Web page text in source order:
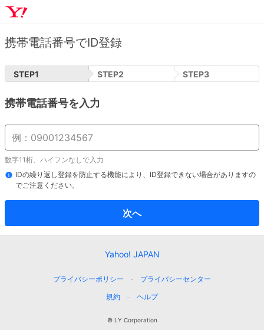
携帯電話番号でID登録
STEP1 STEP2 STEP3
携帯電話番号を入力
数字11桁、ハイフンなしで入力
IDの繰り返し登録を防止する機能により、ID登録できない場合がありますの
でご注意ください。
次へ
Yahoo! JAPAN
プライバシーポリシー
プライバシーセンター
規約
ヘルプ
© LY Corporation